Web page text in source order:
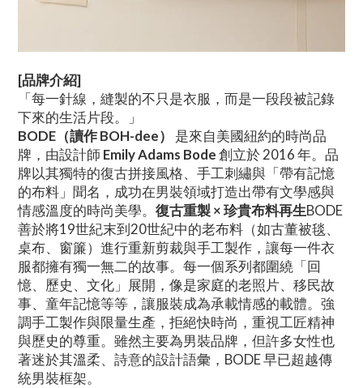
[品牌介紹]
「每一針線，縫製的不只是衣服，而是一段段被記錄
下來的生活片段。」
BODE（讀作 BOH-dee）
是來自美國紐約的時尚品
牌，由設計師 Emily Adams Bode創立於 2016 年。品
牌以其獨特的復古拼接風格、手工刺繡與「帶有記憶
的布料」聞名，成功在男裝領域打造出帶有文學感與
情感溫度的時尚美學。 復古重製 × 珍貴布料再生BODE
善於將19世紀末到20世紀中的老布料（如古董被毯、
桌布、窗簾）進行重新剪裁與手工製作，讓每一件衣
服都擁有獨一無二的故事。每一個系列都圍繞「回
憶、歷史、文化」展開，像是家庭的老照片、移民故
事、童年記憶等等，讓服裝成為承載情感的載體。強
調手工製作與限量生產，拒絕快時尚，重視工匠精神
與歷史的尊重。雖然主要為男裝品牌，但許多女性也
著迷於其溫柔、詩意的設計語彙，BODE 早已超越傳
統男裝框架。